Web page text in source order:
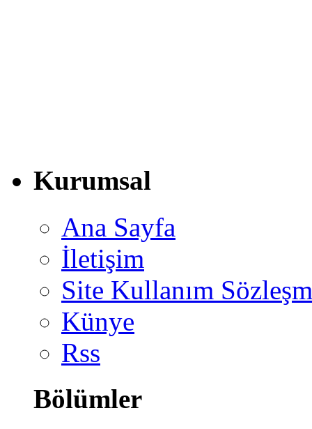
Kurumsal
Ana Sayfa
İletişim
Site Kullanım
Künye
Rss
Bölümler